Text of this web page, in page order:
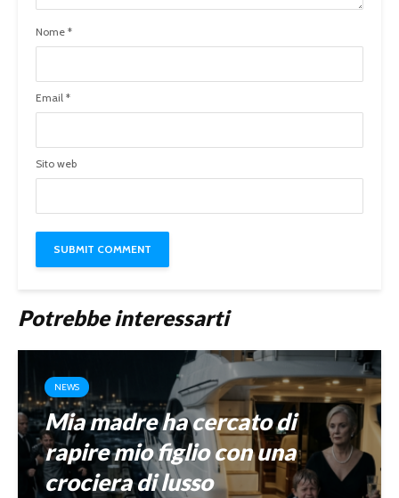
Nome *
Email *
Sito web
Potrebbe interessarti
NEWS
Mia madre ha cercato di
rapire mio figlio con una
crociera di lusso